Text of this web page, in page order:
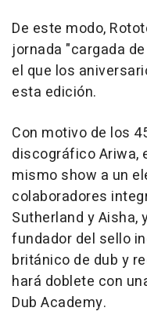
De este modo,
jornada "cargada
el que los
esta edición.
Con motivo de los
discográfico Ariwa,
mismo show a un
colaboradores
Sutherland y Aisha,
fundador del sello
británico de dub y
hará doblete con
Dub Academy.